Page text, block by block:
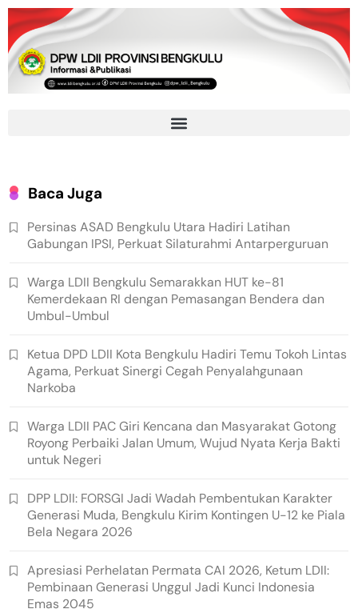
Baca Juga
Persinas ASAD Bengkulu Utara Hadiri Latihan
Gabungan IPSI, Perkuat Silaturahmi Antarperguruan
Warga LDII Bengkulu Semarakkan HUT ke-81
Kemerdekaan RI dengan Pemasangan Bendera dan
Umbul-Umbul
Ketua DPD LDII Kota Bengkulu Hadiri Temu Tokoh Lintas
Agama, Perkuat Sinergi Cegah Penyalahgunaan
Narkoba
Warga LDII PAC Giri Kencana dan Masyarakat Gotong
Royong Perbaiki Jalan Umum, Wujud Nyata Kerja Bakti
untuk Negeri
DPP LDII: FORSGI Jadi Wadah Pembentukan Karakter
Generasi Muda, Bengkulu Kirim Kontingen U-12 ke Piala
Bela Negara 2026
Apresiasi Perhelatan Permata CAI 2026, Ketum LDII:
Pembinaan Generasi Unggul Jadi Kunci Indonesia
Emas 2045